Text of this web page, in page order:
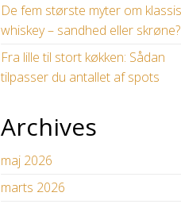
De fem største myter om
whiskey – sandhed eller skrøne?
Fra lille til stort køkken: Sådan
tilpasser du antallet af spots
Archives
maj 2026
marts 2026